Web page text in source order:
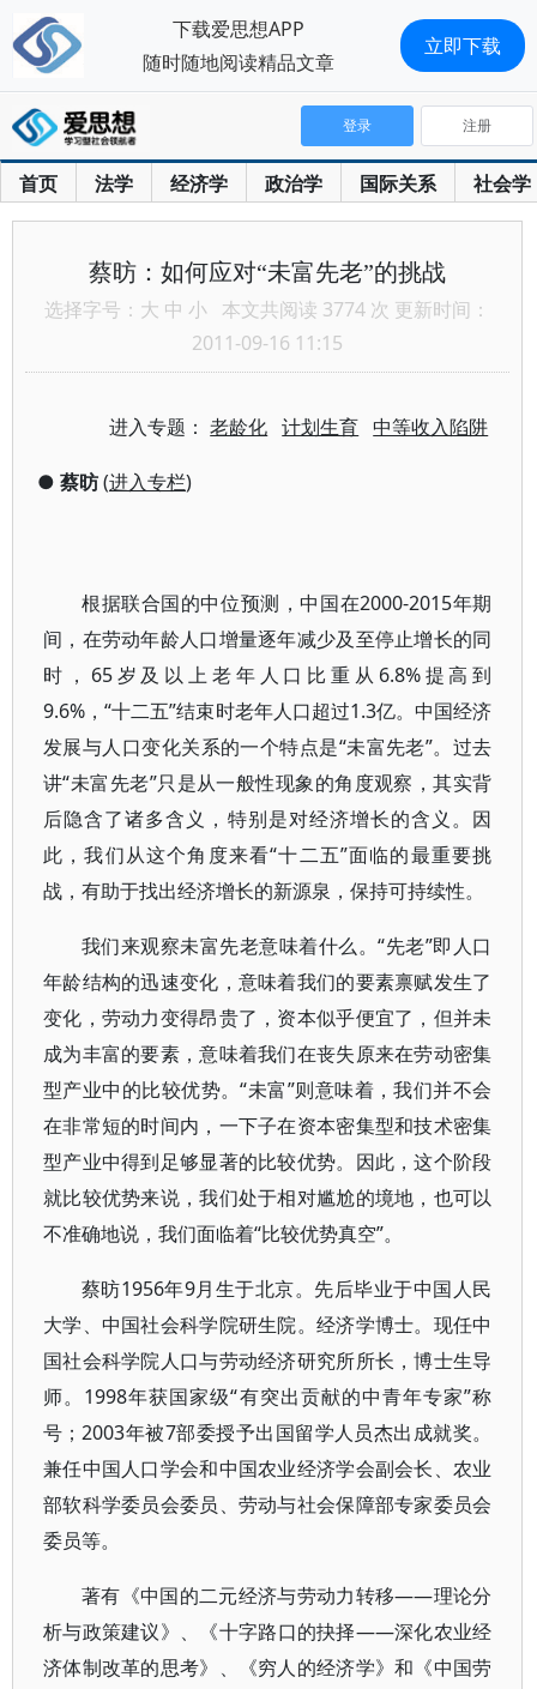
首页 法学 经济学 政治学 国际关系 社会学
登录 注册
蔡昉：如何应对“未富先老”的挑战
选择字号： 大 中 小 本文共阅读 3774 次 更新时间：
2011-09-16 11:15
进入专题：老龄化 计划生育 中等收入陷阱
● 蔡昉(进入专栏)
根据联合国的中位预测，中国在2000-2015年期
间，在劳动年龄人口增量逐年减少及至停止增长的同
时，65岁及以上老年人口比重从6.8%提高到
9.6%，“十二五”结束时老年人口超过1.3亿。中国经济
发展与人口变化关系的一个特点是“未富先老”。过去
讲“未富先老”只是从一般性现象的角度观察，其实背
后隐含了诸多含义，特别是对经济增长的含义。因
此，我们从这个角度来看“十二五”面临的最重要挑
战，有助于找出经济增长的新源泉，保持可持续性。
我们来观察未富先老意味着什么。“先老”即人口
年龄结构的迅速变化，意味着我们的要素禀赋发生了
变化，劳动力变得昂贵了，资本似乎便宜了，但并未
成为丰富的要素，意味着我们在丧失原来在劳动密集
型产业中的比较优势。“未富”则意味着，我们并不会
在非常短的时间内，一下子在资本密集型和技术密集
型产业中得到足够显著的比较优势。因此，这个阶段
就比较优势来说，我们处于相对尴尬的境地，也可以
不准确地说，我们面临着“比较优势真空”。
蔡昉1956年9月生于北京。先后毕业于中国人民
大学、中国社会科学院研生院。经济学博士。现任中
国社会科学院人口与劳动经济研究所所长，博士生导
师。1998年获国家级“有突出贡献的中青年专家”称
号；2003年被7部委授予出国留学人员杰出成就奖。
兼任中国人口学会和中国农业经济学会副会长、农业
部软科学委员会委员、劳动与社会保障部专家委员会
委员等。
著有《中国的二元经济与劳动力转移——理论分
析与政策建议》、《十字路口的抉择——深化农业经
济体制改革的思考》、《穷人的经济学》和《中国劳
下载爱思想APP
随时随地阅读精品文章
立即下载